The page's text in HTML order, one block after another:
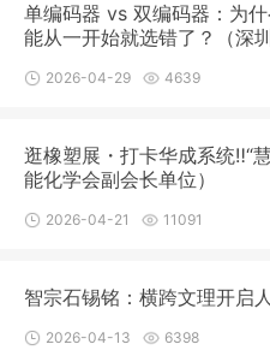
单编码器 vs 双编码器：为
能从一开始就选错了？（深
2026-04-29 4639
逛橡塑展・打卡华成系统‼“
能化学会副会长单位）
2026-04-21 11091
智宗石锡铭：横跨文理开启
2026-04-13 6398